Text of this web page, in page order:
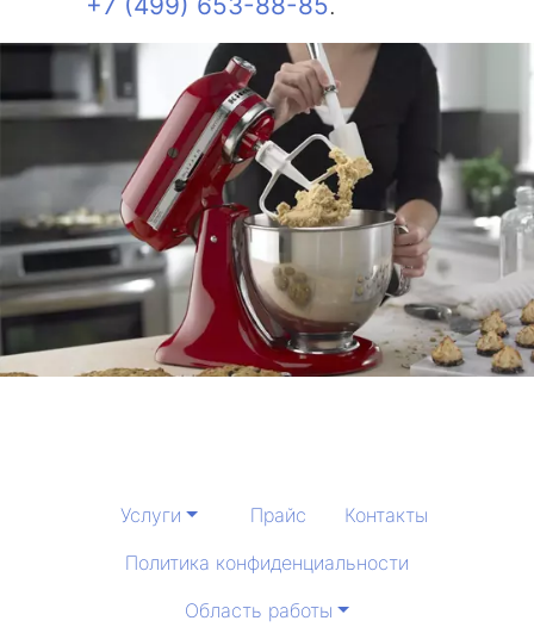
Услуги Прайс
Контакты
Политика конфиденциальности
Область работы